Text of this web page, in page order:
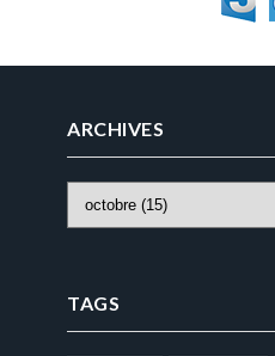
ARCHIVES
TAGS